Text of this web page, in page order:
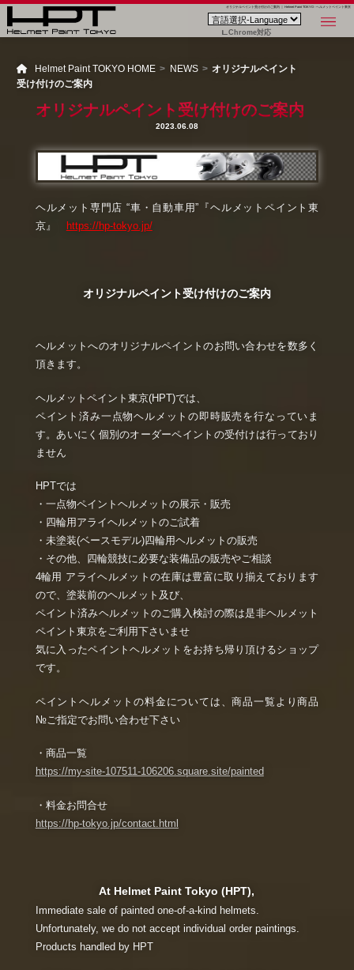
オリジナルペイント受け付けのご案内 ｜ Helmet Paint TOKYO - ヘルメットペイント東京
Chrome対応
Helmet Paint TOKYO HOME NEWS
オリジナルペイント
受け付けのご案内
オリジナルペイント受け付けのご案内
2023.06.08
ヘルメット専門店 “車・自動車用”『ヘルメットペイント東
京』 https://hp-tokyo.jp/
オリジナルペイント受け付けのご案内
ヘルメットへのオリジナルペイントのお問い合わせを数多く
頂きます。
ヘルメットペイント東京(HPT)では、
ペイント済み一点物ヘルメットの即時販売を行なっていま
す。あいにく個別のオーダーペイントの受付けは行っており
ません
HPTでは
・一点物ペイントヘルメットの展示・販売
・四輪用アライヘルメットのご試着
・未塗装(ベースモデル)四輪用ヘルメットの販売
・その他、四輪競技に必要な装備品の販売やご相談
4輪用 アライヘルメットの在庫は豊富に取り揃えております
ので、塗装前のヘルメット及び、
ペイント済みヘルメットのご購入検討の際は是非ヘルメット
ペイント東京をご利用下さいませ
気に入ったペイントヘルメットをお持ち帰り頂けるショップ
です。
ペイントヘルメットの料金については、商品一覧より商品
№ご指定でお問い合わせ下さい
・商品一覧
https://my-site-107511-106206.square.site/painted
・料金お問合せ
https://hp-tokyo.jp/contact.html
At Helmet Paint Tokyo (HPT),
Immediate sale of painted one-of-a-kind helmets.
Unfortunately, we do not accept individual order paintings.
Products handled by HPT